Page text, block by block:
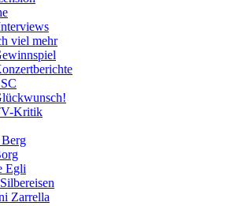
viel mehr
Kritik
Egli
Zarrella